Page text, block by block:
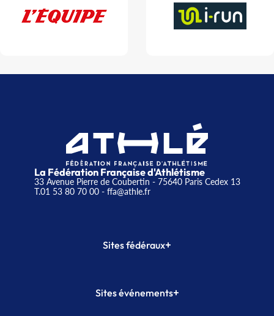
La Fédération Française d'Athlétisme
33 Avenue Pierre de Coubertin - 75640 Paris Cedex 13
T.01 53 80 70 00- ffa@athle.fr
Sites fédéraux+
Plateforme Formation
Sites événements+